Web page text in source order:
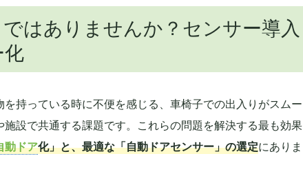
はありませんか？センサー導入
持っている時に不便を感じる、車椅子での出入りがスムー
設で共通する課題です。これらの問題を解決する最も効果
動ドア化」と、最適な「自動ドアセンサー」の選定にありま